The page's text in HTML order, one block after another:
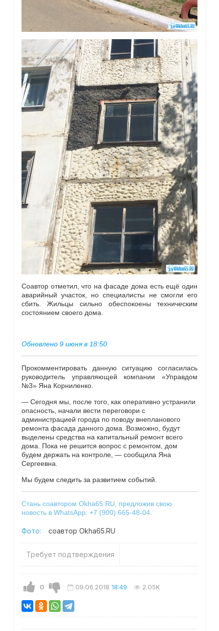
Соавтор отметил, что на фасаде дома есть ещё один
аварийный участок, но специалисты не смогли его
сбить. Жильцы сильно обеспокоены техническим
состоянием своего дома.
Обновлено 9 июня в 18:50
Прокомментировать данную ситуацию согласилась
руководитель управляющей компании «Управдом
№3» Яна Корниленко.
— Сегодня мы, после того, как оперативно устранили
опасность, начали вести переговори с
администрацией города по поводу внепланового
ремонта фасада данного дома. Возможно, будут
выделены средства на капитальный ремонт всего
дома. Пока не решится вопрос с ремонтом, дом
будем держать на контроле, — сообщила Яна
Сергеевна.
Мы будем следить за развитием событий.
Стань соавтором Okha65.RU, предложив свою
новость в WhatsApp: +7 (900) 665-48-04.
Фото: соавтор Okha65.RU
Требует подтверждения
0 09.06.2018 18:49 2.05K